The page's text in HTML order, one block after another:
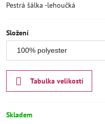
Pestrá šálka -lehoučká
Složení
Tabulka velikostí
Skladem